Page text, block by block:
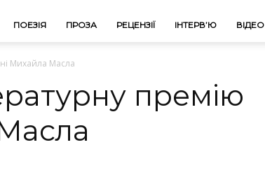
ПОЕЗІЯ ПРОЗА РЕЦЕНЗІЇ ІНТЕРВ’Ю ВІДЕО
Михайла Масла
премію